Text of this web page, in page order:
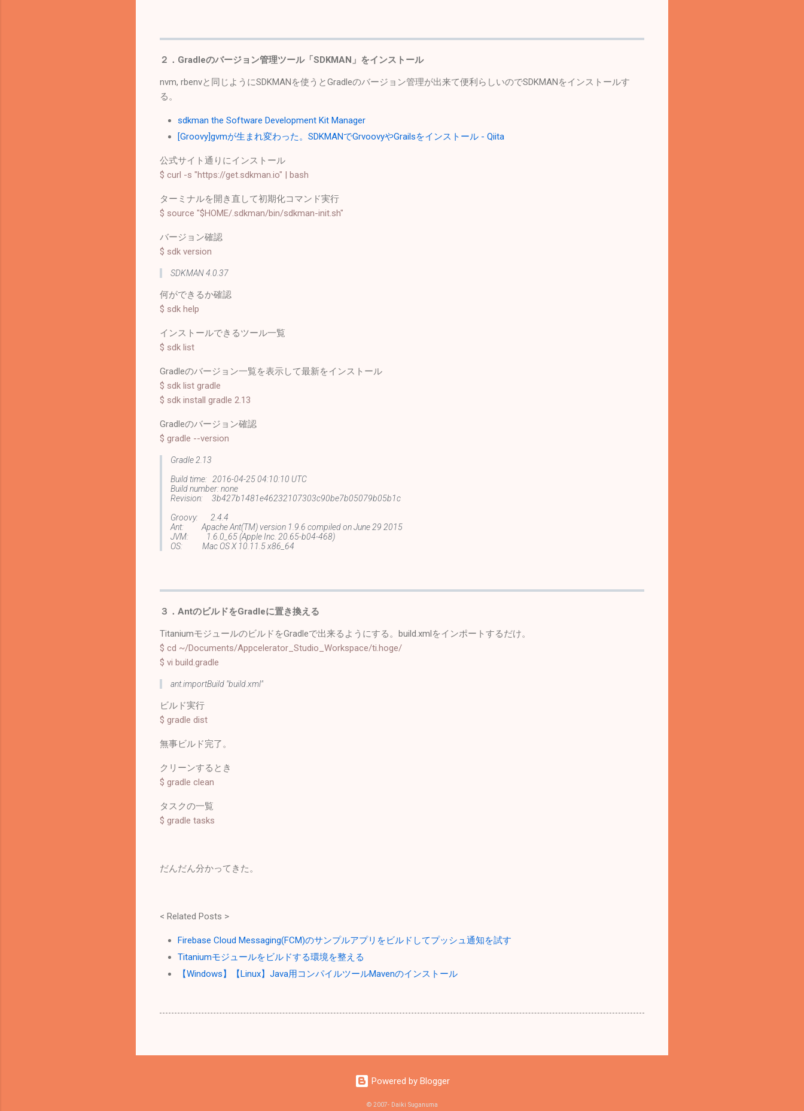
２．Gradleのバージョン管理ツール「SDKMAN」をインストール
nvm, rbenvと同じようにSDKMANを使うとGradleのバージョン管理が出来て便利らしいのでSDKMANをインストールす
る。
sdkman the Software Development Kit Manager
[Groovy]gvmが生まれ変わった。SDKMANでGrvoovyやGrailsをインストール - Qiita
公式サイト通りにインストール
$ curl -s "https://get.sdkman.io" | bash
ターミナルを開き直して初期化コマンド実行
$ source "$HOME/.sdkman/bin/sdkman-init.sh"
バージョン確認
$ sdk version
SDKMAN 4.0.37
何ができるか確認
$ sdk help
インストールできるツール一覧
$ sdk list
Gradleのバージョン一覧を表示して最新をインストール
$ sdk list gradle
$ sdk install gradle 2.13
Gradleのバージョン確認
$ gradle --version
Gradle 2.13
Build time: 2016-04-25 04:10:10 UTC
Build number: none
Revision: 3b427b1481e46232107303c90be7b05079b05b1c
Groovy: 2.4.4
Ant: Apache Ant(TM) version 1.9.6 compiled on June 29 2015
JVM: 1.6.0_65 (Apple Inc. 20.65-b04-468)
OS: Mac OS X 10.11.5 x86_64
３．AntのビルドをGradleに置き換える
TitaniumモジュールのビルドをGradleで出来るようにする。build.xmlをインポートするだけ。
$ cd ~/Documents/Appcelerator_Studio_Workspace/ti.hoge/
$ vi build.gradle
ant.importBuild "build.xml"
ビルド実行
$ gradle dist
無事ビルド完了。
クリーンするとき
$ gradle clean
タスクの一覧
$ gradle tasks
だんだん分かってきた。
< Related Posts >
Firebase Cloud Messaging(FCM)のサンプルアプリをビルドしてプッシュ通知を試す
Titaniumモジュールをビルドする環境を整える
【Windows】【Linux】Java用コンパイルツールMavenのインストール
Powered by Blogger
© 2007- Daiki Suganuma